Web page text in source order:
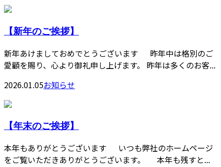
【新年のご挨拶】
新年あけましておめでとうございます 昨年中は格別のご
愛顧を賜り、心より御礼申し上げます。 昨年は多くのお客...
2026.01.05お知らせ
【年末のご挨拶】
本年もありがとうございます いつも弊社のホームページ
をご覧いただきありがとうございます。 本年も残すと...